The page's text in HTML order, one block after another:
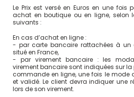
Le Prix est versé en Euros en une fois
achat en boutique ou en ligne, selon
suivants :
En cas d’achat en ligne :
- par carte bancaire rattachées à un
situé en France,
- par virement bancaire : les
virement bancaire sont indiquées sur
commande en ligne, une fois le mode
et validé. Le client devra indiquer une
lors de son virement.